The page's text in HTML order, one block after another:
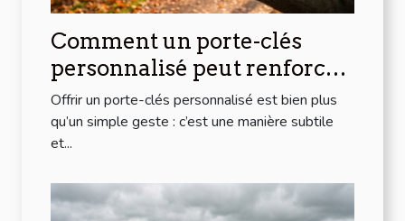
Comment un porte-clés
personnalisé peut renforcer
les liens d'amitié ?
Offrir un porte-clés personnalisé est bien plus
qu’un simple geste : c’est une manière subtile
et...